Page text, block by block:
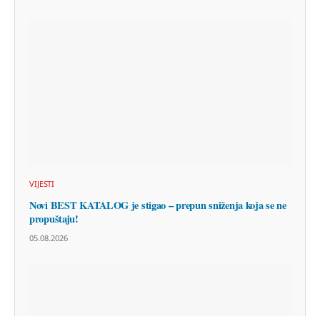
VIJESTI
Novi BEST KATALOG je stigao – prepun sniženja koja se ne
propuštaju!
05.08.2026